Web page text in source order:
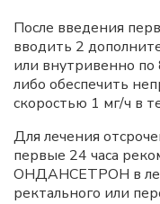
После введения
вводить 2
или внутривенно по
либо обеспечить
скоростью 1 мг/ч в
Для лечения
первые 24 часа
ОНДАНСЕТРОН в
ректального или